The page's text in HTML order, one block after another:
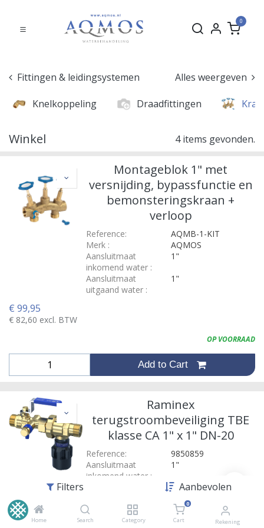
Filters Aanbevolen
Home Search Category
0
Cart Rekening
0
Fittingen & leidingsystemen Alles weergeven
Knelkoppeling Draadfittingen
Winkel 4 items gevonden.
Montageblok 1" met
versnijding, bypassfunctie en
bemonsteringskraan +
verloop
Reference:
AQMB-1-KIT
Merk :
AQMOS
Aansluitmaat
inkomend water :
1"
Aansluitmaat
uitgaand water :
1"
€ 99,95
€ 82,60 excl. BTW
OP VOORRAAD
Add to Cart
Raminex
terugstroombeveiliging TBE
klasse CA 1" x 1" DN-20
Reference:
9850859
Aansluitmaat
inkomend water :
1"
1"
Inclusief
aftapmogelijkheid
Ja